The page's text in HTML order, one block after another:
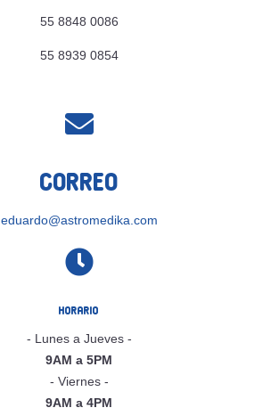
55 8848 0086
55 8939 0854

Correo
eduardo@astromedika.com

Horario
- Lunes a Jueves -
9AM a 5PM
- Viernes -
9AM a 4PM